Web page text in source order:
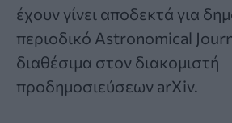
έχουν γίνει αποδεκτά για
περιοδικό Astronomical
διαθέσιμα στον διακομιστή
προδημοσιεύσεων arXiv.